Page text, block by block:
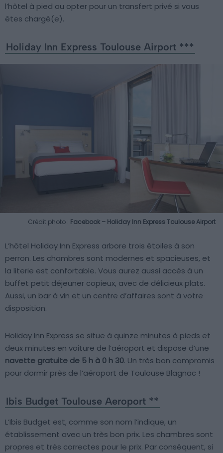
l’hôtel à pied ou opter pour un transfert privé si vous
êtes chargé(e).
Holiday Inn Express Toulouse Airport ***
Crédit photo : Facebook – Holiday Inn Express Toulouse Airport
L’hôtel Holiday Inn Express arbore trois étoiles à son
perron. Les chambres sont modernes et spacieuses, et
la literie est confortable. Vous aurez aussi accès à un
buffet petit déjeuner copieux, avec de délicieux plats.
Aussi, un bar à vin et un centre d’affaires sont à votre
disposition.
Holiday Inn Express se situe à quinze minutes à pieds et
deux minutes en voiture de l’aéroport et dispose d’une
navette gratuite de 5 h à 0 h 30. Un très bon compromis
pour dormir près de l’aéroport de Toulouse Blagnac !
Ibis Budget Toulouse Aeroport **
L’Ibis Budget est, comme son nom l’indique, un
établissement avec un très bon prix. Les chambres sont
propres et très correctes pour le prix. Par conséquent, si